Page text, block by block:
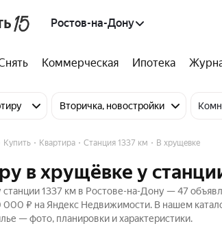
Ростов-на-Дону
Коммерческая Ипотека
Вторичка, новостройки
Купить Квартира Станция 1337 км В хрущевке
в хрущёвке у
1337 км в Ростове-на-Дону — 47
₽ на Яндекс Недвижимости. В нашем
— фото, планировки и характеристики.